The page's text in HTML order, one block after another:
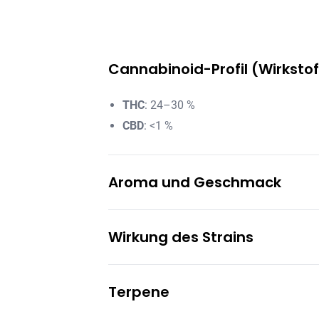
Cannabinoid-Profil
THC: 24–30 %
CBD: <1 %
Aroma und Geschmack
Süß mit cremigen Akzenten
Wirkung des Strains
Stark sedierend und schlaffördernd
Terpene